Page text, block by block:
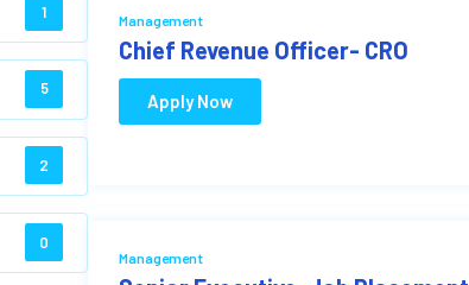
1
5
2
0
Management
Chief Revenue Officer- CRO
Apply Now
Management